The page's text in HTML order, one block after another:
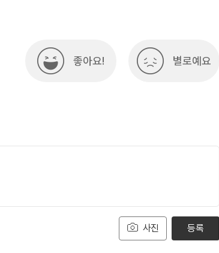
좋아요! 별로예요
사진 등록